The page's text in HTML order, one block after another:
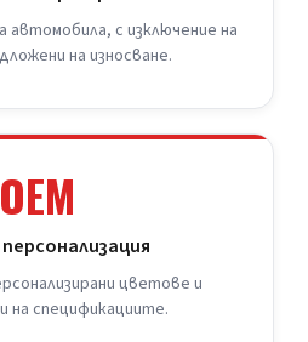
автомобила, с изключение на
на износване.
OEM
цветове и
на спецификациите.